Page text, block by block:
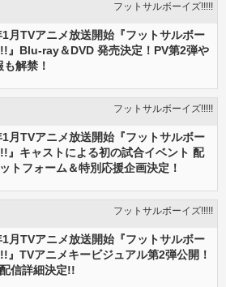
フットサルボーイズ!!!!!
月TVアニメ放送開始『フットサルボー
』Blu-ray＆DVD 発売決定！PV第2弾や
解禁！
フットサルボーイズ!!!!!
月TVアニメ放送開始『フットサルボー
』キャストによる初の試合イベント 配
トフォーム＆特別応援企画決定！
フットサルボーイズ!!!!!
月TVアニメ放送開始『フットサルボー
』TVアニメキービジュアル第2弾公開！
信詳細決定!!